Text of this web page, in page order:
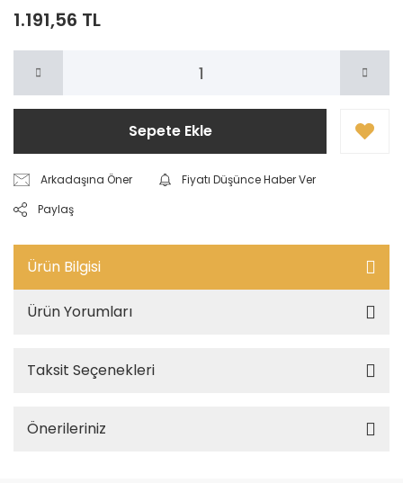
1.191,56 TL
Sepete Ekle
Arkadaşına Öner
Fiyatı Düşünce Haber Ver
Paylaş
Ürün Bilgisi
Ürün Yorumları
Taksit Seçenekleri
Önerileriniz